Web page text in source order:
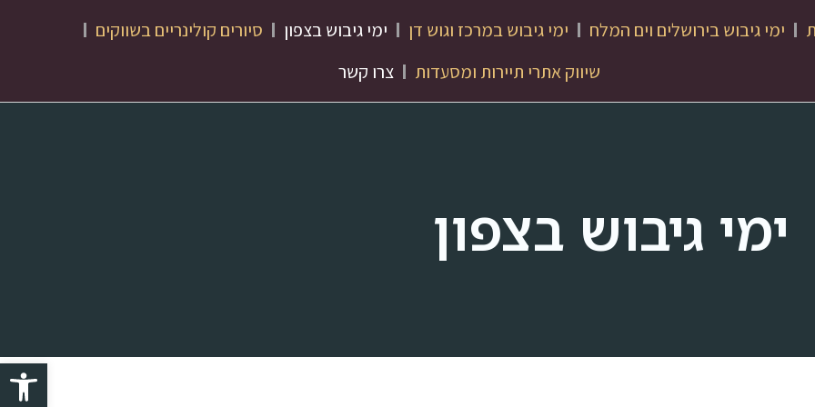
פתח
ימי גיבוש בירושלים וים המלח ימי גיבוש במרכז וגוש דן ימי גיבוש בצפון
סיורים קולינריים בשווקים
שיווק אתרי תיירות ומסעדות
צרו קשר
ימי גיבוש בצפון